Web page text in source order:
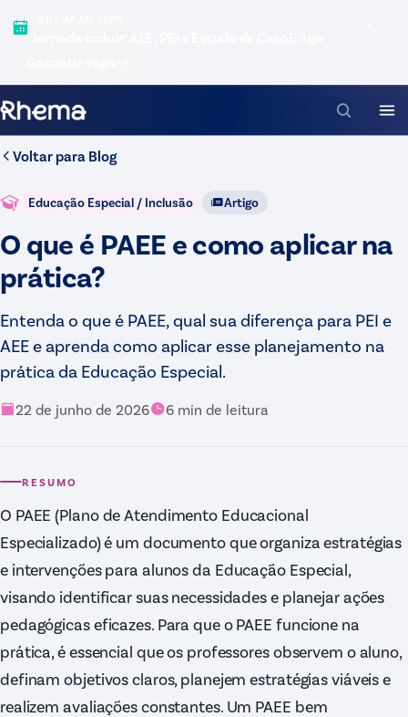
Voltar para Blog
Educação Especial / Inclusão Artigo
O que é PAEE e como aplicar na
prática?
Entenda o que é PAEE, qual sua diferença para PEI e
AEE e aprenda como aplicar esse planejamento na
prática da Educação Especial.
22 de junho de 2026 6 min de leitura
RESUMO
O PAEE (Plano de Atendimento Educacional
Especializado) é um documento que organiza estratégias
e intervenções para alunos da Educação Especial,
visando identificar suas necessidades e planejar ações
pedagógicas eficazes. Para que o PAEE funcione na
prática, é essencial que os professores observem o aluno,
definam objetivos claros, planejem estratégias viáveis e
realizem avaliações constantes. Um PAEE bem